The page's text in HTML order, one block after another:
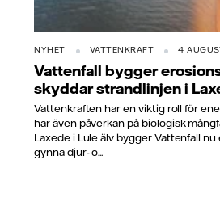
NYHET VATTENKRAFT 4
Vattenfall bygger
skyddar strandlinjen i
Vattenkraften har en viktig roll för
har även påverkan på biologisk
Laxede i Lule älv bygger Vattenfall
gynna djur- o...